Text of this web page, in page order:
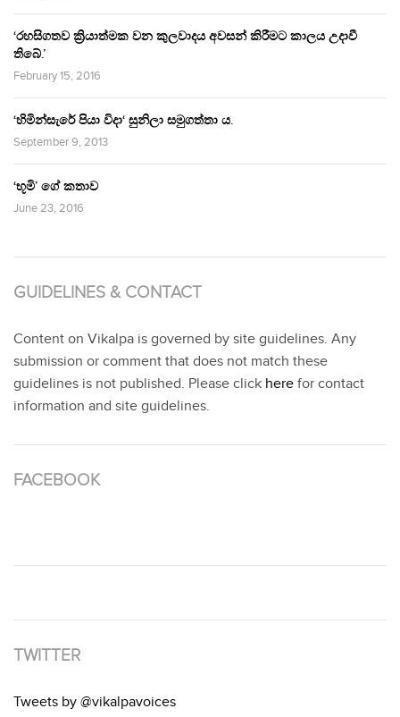
‘රහසිගතව ක්‍රියාත්මක වන කුලවාදය අවසන් කිරීමට කාලය උදාවී
තිබේ.’
February 15, 2016
‘හිමින්සැරේ පියා විදා‘ සුනිලා සමුගත්තා ය.
September 9, 2013
‘භූමි’ ගේ කතාව
June 23, 2016
GUIDELINES & CONTACT
Content on Vikalpa is governed by site guidelines. Any
submission or comment that does not match these
guidelines is not published. Please click here for contact
information and site guidelines.
FACEBOOK
TWITTER
Tweets by @vikalpavoices